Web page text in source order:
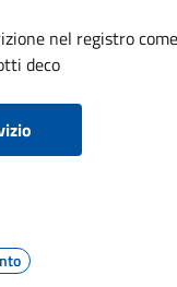
nel registro
deco